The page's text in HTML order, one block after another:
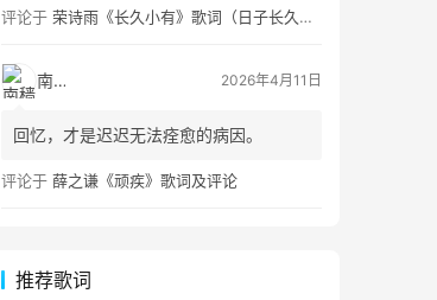
评论于 荣诗雨《长久小有》歌词（日子长久幸福小有）
南穑 2026年4月11日
回忆，才是迟迟无法痊愈的病因。
评论于 薛之谦《顽疾》歌词及评论
推荐歌词